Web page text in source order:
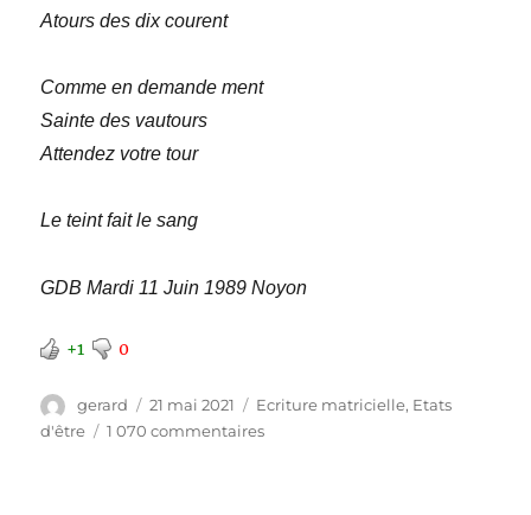
Atours des dix courent
Comme en demande ment
Sainte des vautours
Attendez votre tour
Le teint fait le sang
GDB Mardi 11 Juin 1989 Noyon
+1 0
Auteur
gerard
Publié
le
21 mai 2021 Catégories
Ecriture matricielle, Etats
d'être
1 070 commentairessur